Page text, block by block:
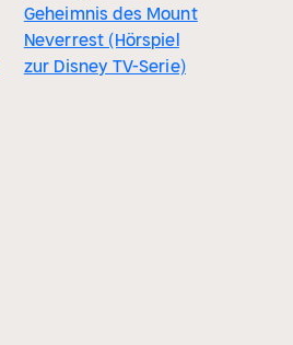
Geheimnis des Mount
Neverrest (Hörspiel
zur Disney TV-Serie)